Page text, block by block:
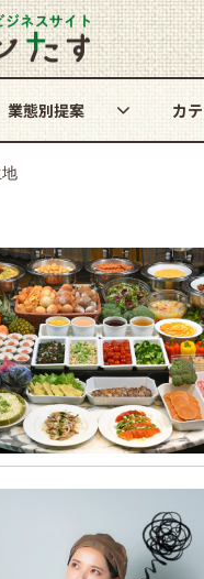
業態別提案 カ